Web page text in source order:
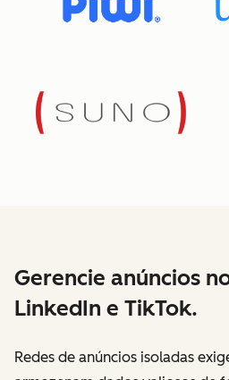
Gerencie anúncios
LinkedIn e TikTok.
Redes de anúncios isoladas